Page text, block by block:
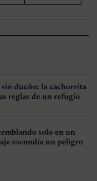
dueño: la cachorrita
reglas de un refugio
solo en un
escondía un peligro